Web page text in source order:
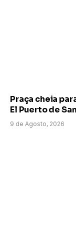
Praça cheia
El Puerto de
9 de Agosto, 2026